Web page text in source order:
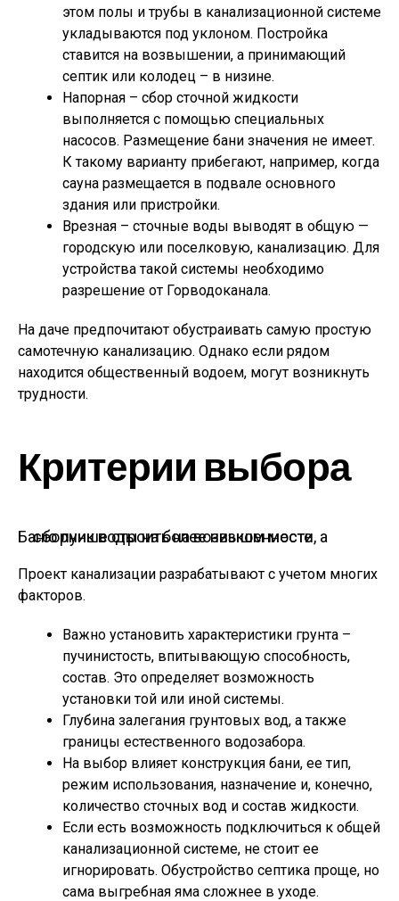
этом полы и трубы в канализационной системе
укладываются под уклоном. Постройка
ставится на возвышении, а принимающий
септик или колодец – в низине.
Напорная – сбор сточной жидкости
выполняется с помощью специальных
насосов. Размещение бани значения не имеет.
К такому варианту прибегают, например, когда
сауна размещается в подвале основного
здания или пристройки.
Врезная – сточные воды выводят в общую —
городскую или поселковую, канализацию. Для
устройства такой системы необходимо
разрешение от Горводоканала.
На даче предпочитают обустраивать самую простую
самотечную канализацию. Однако если рядом
находится общественный водоем, могут возникнуть
трудности.
Критерии выбора
Баню лучше строить на возвышенности, а сборник воды на более низком месте
Проект канализации разрабатывают с учетом многих
факторов.
Важно установить характеристики грунта –
пучинистость, впитывающую способность,
состав. Это определяет возможность
установки той или иной системы.
Глубина залегания грунтовых вод, а также
границы естественного водозабора.
На выбор влияет конструкция бани, ее тип,
режим использования, назначение и, конечно,
количество сточных вод и состав жидкости.
Если есть возможность подключиться к общей
канализационной системе, не стоит ее
игнорировать. Обустройство септика проще, но
сама выгребная яма сложнее в уходе.